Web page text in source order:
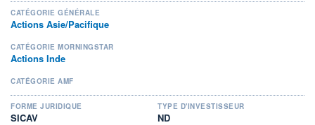
CATÉGORIE GÉNÉRALE
Actions Asie/Pacifique
CATÉGORIE MORNINGSTAR
Actions Inde
CATÉGORIE AMF
FORME JURIDIQUE
SICAV
TYPE D'INVESTISSEUR
ND